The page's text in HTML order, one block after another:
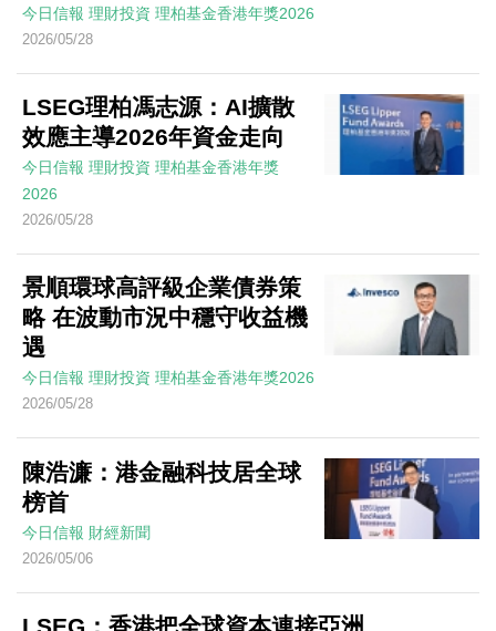
今日信報 理財投資 理柏基金香港年獎2026
2026/05/28
LSEG理柏馮志源：AI擴散
效應主導2026年資金走向
今日信報 理財投資 理柏基金香港年獎
2026
2026/05/28
景順環球高評級企業債券策
略 在波動市況中穩守收益機
遇
今日信報 理財投資 理柏基金香港年獎2026
2026/05/28
陳浩濂：港金融科技居全球
榜首
今日信報 財經新聞
2026/05/06